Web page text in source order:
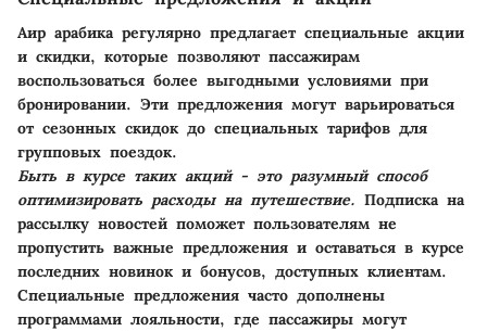
Аир арабика регулярно предлагает специальные акции
и скидки, которые позволяют пассажирам
воспользоваться более выгодными условиями при
бронировании. Эти предложения могут варьироваться
от сезонных скидок до специальных тарифов для
групповых поездок.
Быть в курсе таких акций - это разумный способ
оптимизировать расходы на путешествие. Подписка на
рассылку новостей поможет пользователям не
пропустить важные предложения и оставаться в курсе
последних новинок и бонусов, доступных клиентам.
Специальные предложения часто дополнены
программами лояльности, где пассажиры могут